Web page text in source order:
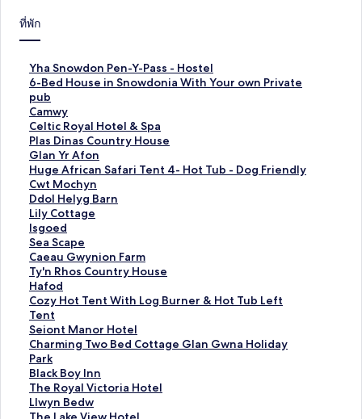
ที่พัก
Yha Snowdon Pen-Y-Pass - Hostel
ลิ
ง
ก์
ม
า
ต
ร
ฐ
า
น
สำ
ห
รั
บ
Y
h
a
S
n
o
w
d
o
n
P
6-Bed House in Snowdonia With Your own Private
pub
ลิ
ง
ก์
ม
า
ต
ร
ฐ
า
น
สำ
ห
รั
บ
6
-
B
e
d
H
o
u
s
e
Camwy
ลิ
ง
ก์
ม
า
ต
ร
ฐ
า
น
สำ
ห
รั
บ
C
a
m
w
y
Celtic Royal Hotel & Spa
ลิ
ง
ก์
ม
า
ต
ร
ฐ
า
น
สำ
ห
รั
บ
C
e
l
t
i
c
R
Plas Dinas Country House
ลิ
ง
ก์
ม
า
ต
ร
ฐ
า
น
สำ
ห
รั
บ
P
l
a
s
D
i
Glan Yr Afon
ลิ
ง
ก์
ม
า
ต
ร
ฐ
า
น
สำ
ห
รั
บ
G
l
a
n
Y
Huge African Safari Tent 4- Hot Tub - Dog Friendly
ลิ
ง
ก์
ม
า
ต
ร
ฐ
า
น
สำ
ห
รั
บ
H
u
g
e
Cwt Mochyn
ลิ
ง
ก์
ม
า
ต
ร
ฐ
า
น
สำ
ห
รั
บ
C
w
t
Ddol Helyg Barn
ลิ
ง
ก์
ม
า
ต
ร
ฐ
า
น
สำ
ห
รั
บ
D
d
Lily Cottage
ลิ
ง
ก์
ม
า
ต
ร
ฐ
า
น
สำ
ห
รั
บ
L
Isgoed
ลิ
ง
ก์
ม
า
ต
ร
ฐ
า
น
สำ
ห
รั
บ
Sea Scape
ลิ
ง
ก์
ม
า
ต
ร
ฐ
า
น
สำ
ห
รั
Caeau Gwynion Farm
ลิ
ง
ก์
ม
า
ต
ร
ฐ
า
น
สำ
ห
Ty'n Rhos Country House
ลิ
ง
ก์
ม
า
ต
ร
ฐ
า
น
สำ
Hafod
ลิ
ง
ก์
ม
า
ต
ร
ฐ
า
น
Cozy Hot Tent With Log Burner & Hot Tub Left
Tent
ลิ
ง
ก์
ม
า
ต
ร
ฐ
า
Seiont Manor Hotel
ลิ
ง
ก์
ม
า
ต
ร
Charming Two Bed Cottage Glan Gwna Holiday
Park
ลิ
ง
ก์
ม
า
ต
Black Boy Inn
ลิ
ง
ก์
ม
The Royal Victoria Hotel
ลิ
ง
ก์
Llwyn Bedw
ลิ
ง
ลิ